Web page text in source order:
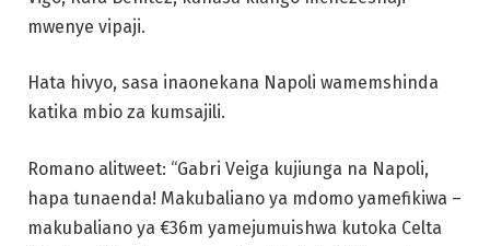
mwenye vipaji.
Hata hivyo, sasa inaonekana Napoli wamemshinda
katika mbio za kumsajili.
Romano alitweet: “Gabri Veiga kujiunga na Napoli,
hapa tunaenda! Makubaliano ya mdomo yamefikiwa –
makubaliano ya €36m yamejumuishwa kutoka Celta